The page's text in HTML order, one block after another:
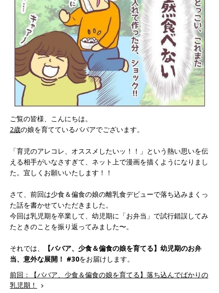
ご覧の皆様、こんにちは。
2歳の娘を育てているババアでございます。
「育児のアレコレ、オススメしたいッ！！」という熱い思いを伝
える相手がいなさすぎて、ネット上で漫画を描くようになりまし
た。宜しくお願いいたします！！
さて、前回は少食＆偏食の娘の離乳食デビューで落ち込みまくっ
た話を書かせていただきました。
今回は乳児期を卒業して、幼児期に「お弁当」で試行錯誤してみ
たときのことを振り返ってみました〜。
それでは、
【ババア、少食＆偏食の娘を育てる】幼児期のお弁
当、意外な展開！ #30をお届けします。
前回：【ババア、少食＆偏食の娘を育てる】落ち込んでばかりの
乳児期！